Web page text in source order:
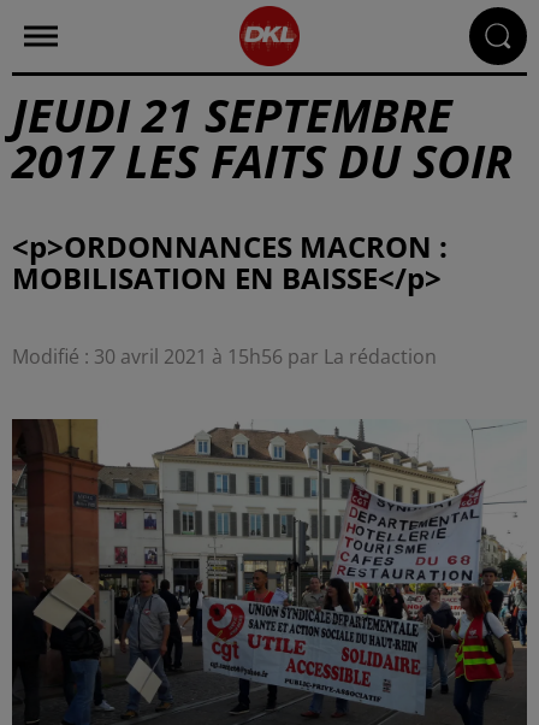
JEUDI 21 SEPTEMBRE
2017 LES FAITS DU SOIR
<p>ORDONNANCES MACRON :
Modifié : 30 avril 2021 à 15h56 par La rédaction